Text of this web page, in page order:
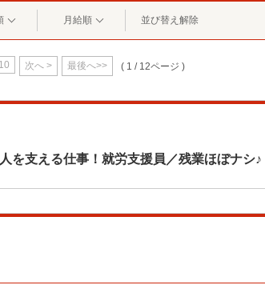
月給順 並び替え解除
10 次へ > 最後へ>> ( 1 / 12ページ )
を支える仕事！就労支援員／残業ほぼナシ♪